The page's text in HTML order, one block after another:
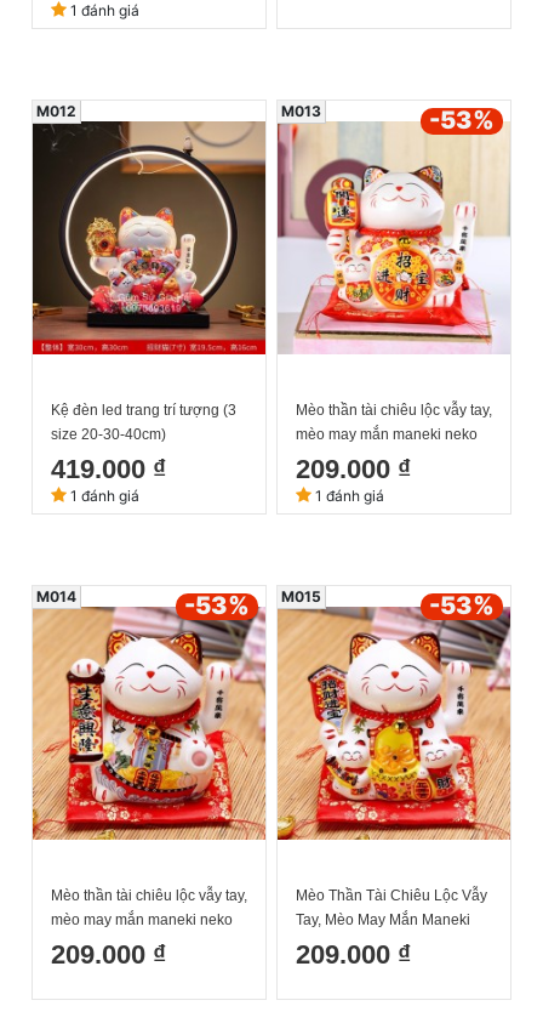
1 đánh giá
Kệ đèn led trang trí tượng (3
size 20-30-40cm)
419.000 ₫
M012
1 đánh giá
Mèo thần tài chiêu lộc vẫy tay,
mèo may mắn maneki neko
đắc tài đắc lộc 6inches kèm
đệm và hộp đẹp
209.000 ₫
M013 -53%
1 đánh giá
Mèo thần tài chiêu lộc vẫy tay,
mèo may mắn maneki neko
đại cát đại lợi 6inches kèm
đệm và hộp đẹp
209.000 ₫
M014 -53%
Mèo Thần Tài Chiêu Lộc Vẫy
Tay, Mèo May Mắn Maneki
Neko thẻ bài khai vận
6inches Kèm Đệm Và Hộp
209.000 ₫
M015 -53%